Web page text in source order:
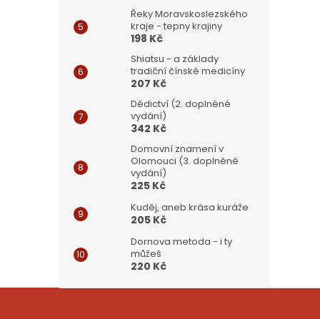
Řeky Moravskoslezského
kraje - tepny krajiny
198 Kč
Shiatsu - a základy
tradiční čínské medicíny
207 Kč
Dědictví (2. doplněné
vydání)
342 Kč
Domovní znamení v
Olomouci (3. doplněné
vydání)
225 Kč
Kuděj, aneb krása kuráže
205 Kč
Dornova metoda - i ty
můžeš
220 Kč